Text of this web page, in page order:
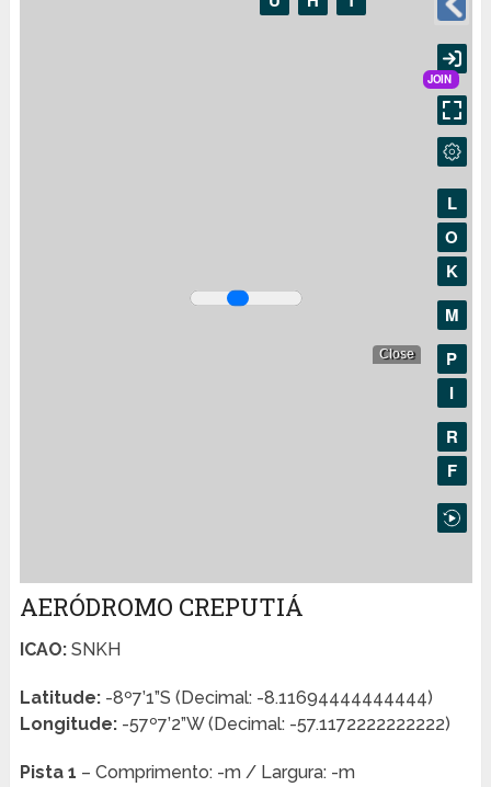
AERÓDROMO CREPUTIÁ
ICAO:SNKH
Latitude:-8º7’1”S (Decimal: -8.11694444444444)
Longitude:-57º7’2”W (Decimal: -57.1172222222222)
Pista 1 – Comprimento: -m / Largura: -m